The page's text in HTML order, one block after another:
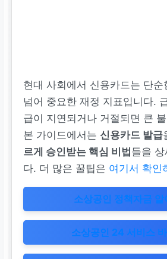
현대 사회에서 신용카드는 단순
넘어 중요한 재정 지표입니다.
급이 지연되거나 거절되면 큰
본 가이드에서는 신용카드 발급
르게 승인받는 핵심 비법 들을
다. 더 많은 꿀팁은 여기서 확인
소상공인 정책자금 알
소상공인 24 서비스 바